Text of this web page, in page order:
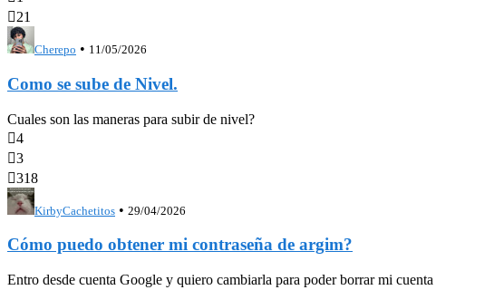
21
Cherepo • 11/05/2026
Como se sube de Nivel.
Cuales son las maneras para subir de nivel?
4
3
318
KirbyCachetitos • 29/04/2026
Cómo puedo obtener mi contraseña de argim?
Entro desde cuenta Google y quiero cambiarla para poder borrar mi cuenta